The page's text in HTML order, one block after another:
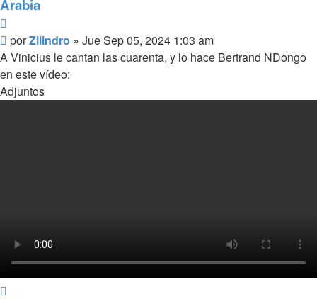
Arabia
Mensaje
porZilindro » Jue Sep 05, 2024 1:03 am
A Vinicius le cantan las cuarenta, y lo hace Bertrand NDongo
en este vídeo:
Adjuntos